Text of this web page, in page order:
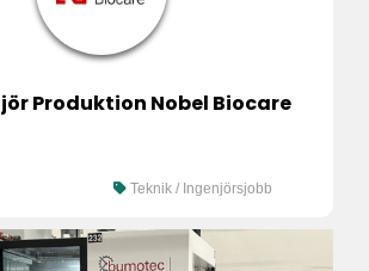
Produktion Nobel Biocare
Teknik / Ingenjörsjobb